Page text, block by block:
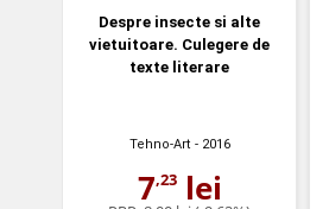
Despre insecte si alte
vietuitoare. Culegere de
texte literare
Tehno-Art - 2016
7,23lei